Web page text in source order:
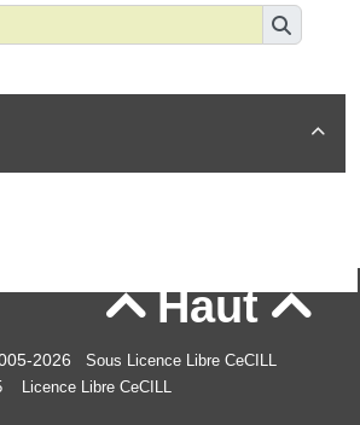

Haut
2026
Sous Licence Libre CeCILL
Licence Libre CeCILL